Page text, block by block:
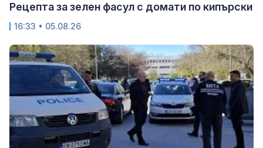
Рецепта за зелен фасул с домати по кипърски
16:33 • 05.08.26